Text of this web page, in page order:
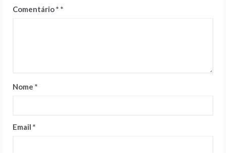
Comentário*
Nome *
Email *